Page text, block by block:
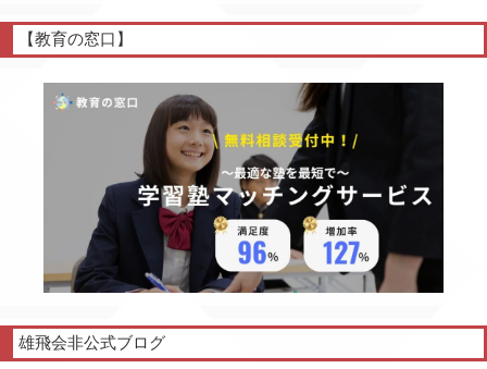
【教育の窓口】
雄飛会非公式ブログ